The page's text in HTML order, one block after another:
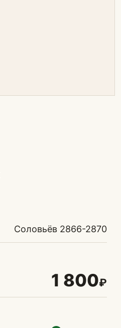
Соловьёв 2866-2870
1 800₽